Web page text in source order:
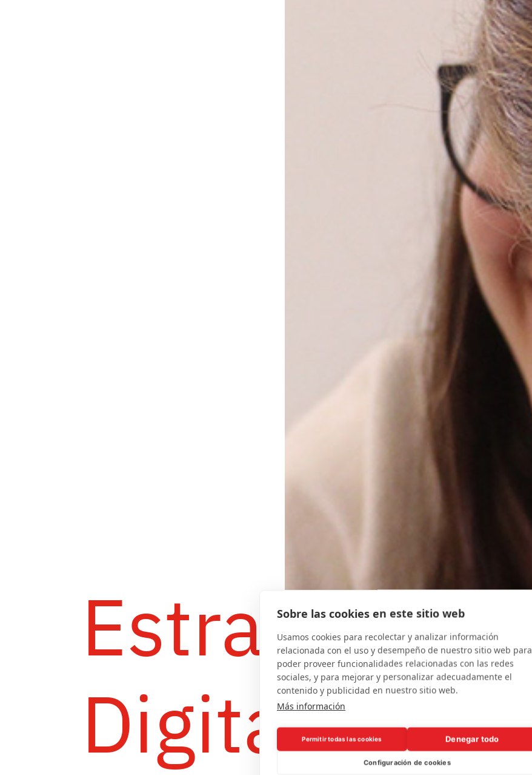
Estratègia
Digital
Sobre las cookies en este sitio web
Usamos cookies para recolectar y analizar información
relacionada con el uso y desempeño de nuestro sitio web para
poder proveer funcionalidades relacionadas con las redes
sociales, y para mejorar y personalizar adecuadamente el
contenido y publicidad en nuestro sitio web.
Más información
Permitir todas las cookies Denegar todo
Configuración de cookies